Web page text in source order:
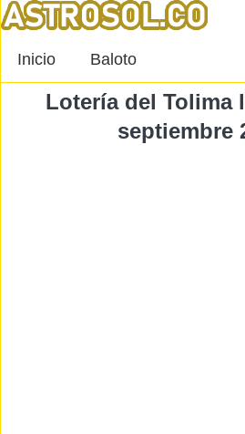
Inicio Baloto
Lotería del Tolima
septiembre